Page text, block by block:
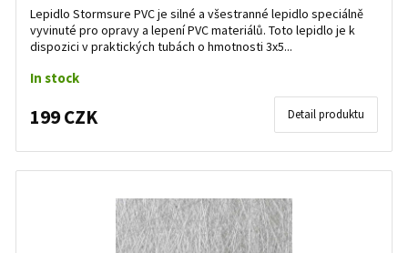
Lepidlo Stormsure PVC je silné a všestranné lepidlo speciálně
vyvinuté pro opravy a lepení PVC materiálů. Toto lepidlo je k
dispozici v praktických tubách o hmotnosti 3x5...
In stock
199 CZK Detail produktu